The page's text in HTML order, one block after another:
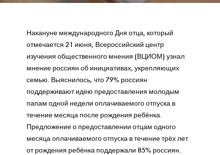
Накануне международного Дня отца, который
отмечается 21 июня, Всероссийский центр
изучения общественного мнения (ВЦИОМ) узнал
мнение россиян об инициативах, укрепляющих
семью. Выяснилось, что 79% россиян
поддерживают идею предоставления молодым
папам одной недели оплачиваемого отпуска в
течение месяца после рождения ребёнка.
Предложение о предоставлении отцам одного
месяца оплачиваемого отпуска в течение трёх лет
от рождения ребёнка поддержали 85% россиян.